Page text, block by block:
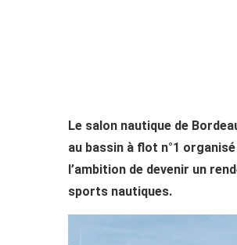
Le salon nautique de
au bassin à flot n°1
l’ambition de devenir un
sports nautiques.